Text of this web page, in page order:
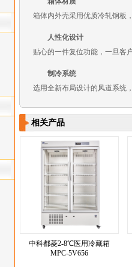
箱体内外壳采用优质冷轧钢板
人性化设计
贴心的一件复位功能，一旦客
制冷系统
选用全新布局设计的风道系统
相关产品
中科都菱2-8℃医用冷藏箱
MPC-5V656